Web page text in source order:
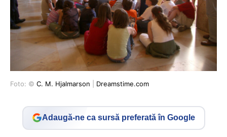
Foto: © C. M. Hjalmarson Dreamstime.com
Adaugă-ne ca sursă preferată în Google